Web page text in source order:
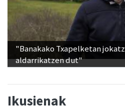
"Banakako Txapelketan
aldarrikatzen dut"
Ikusienak